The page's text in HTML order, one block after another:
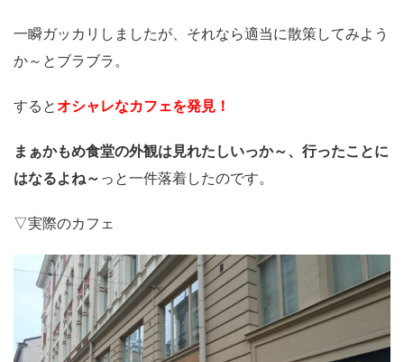
一瞬ガッカリしましたが、それなら適当に散策してみよう
か～とブラブラ。
するとオシャレなカフェを発見！
まぁかもめ食堂の外観は見れたしいっか～、行ったことに
はなるよね～っと一件落着したのです。
▽実際のカフェ